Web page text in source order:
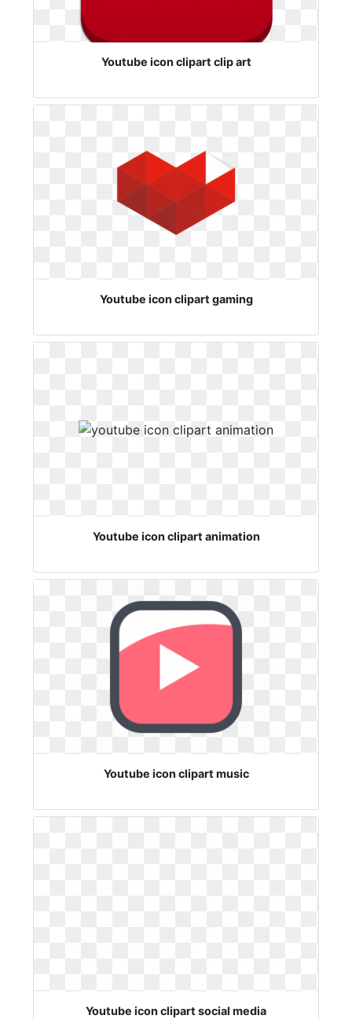
Youtube icon clipart clip art
Youtube icon clipart gaming
Youtube icon clipart animation
Youtube icon clipart music
Youtube icon clipart social media